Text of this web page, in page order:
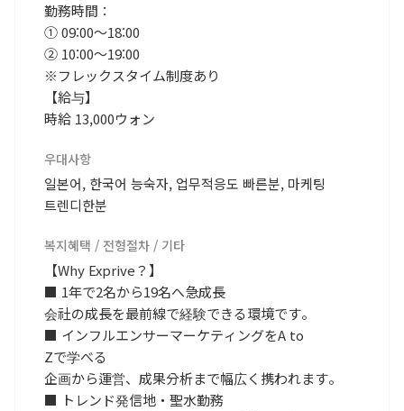
勤務時間：
① 09:00～18:00
② 10:00～19:00
※フレックスタイム制度あり
【給与】
時給 13,000ウォン
우대사항
일본어, 한국어 능숙자, 업무적응도 빠른분, 마케팅
트렌디한분
복지혜택 / 전형절차 / 기타
【Why Exprive？】
■ 1年で2名から19名へ急成長
会社の成長を最前線で経験できる環境です。
■ インフルエンサーマーケティングをA to
Zで学べる
企画から運営、成果分析まで幅広く携われます。
■ トレンド発信地・聖水勤務